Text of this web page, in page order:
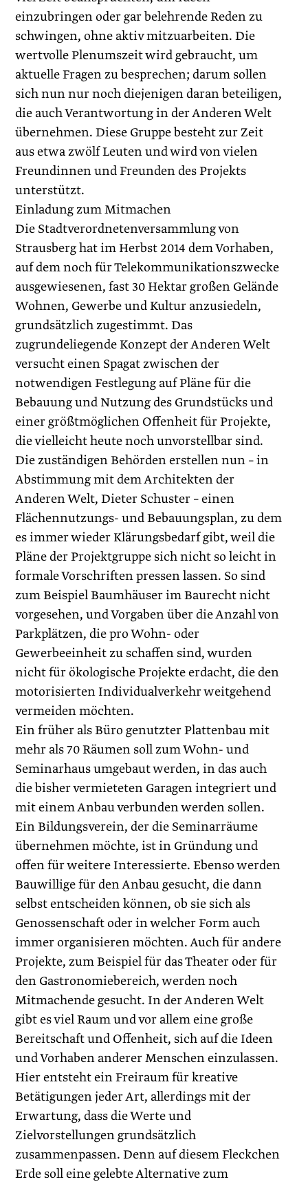
einzubringen oder gar belehrende Reden zu
schwingen, ohne aktiv mitzuarbeiten. Die
wertvolle Plenumszeit wird gebraucht, um
aktuelle Fragen zu besprechen; darum sollen
sich nun nur noch diejenigen daran beteiligen,
die auch Verantwortung in der Anderen Welt
übernehmen. Diese Gruppe besteht zur Zeit
aus etwa zwölf Leuten und wird von vielen
Freundinnen und Freunden des Projekts
unterstützt.
Einladung zum Mitmachen
Die Stadtverordnetenversammlung von
Strausberg hat im Herbst 2014 dem Vorhaben,
auf dem noch für Telekommunikationszwecke
ausgewiesenen, fast 30 Hektar großen Gelände
Wohnen, Gewerbe und Kultur anzusiedeln,
grundsätzlich zugestimmt. Das
zugrundeliegende Konzept der Anderen Welt
versucht einen Spagat zwischen der
notwendigen Festlegung auf Pläne für die
Bebauung und Nutzung des Grundstücks und
einer größtmöglichen Offenheit für Projekte,
die vielleicht heute noch unvorstellbar sind.
Die zuständigen Behörden erstellen nun – in
Abstimmung mit dem Architekten der
Anderen Welt, Dieter Schuster – einen
Flächennutzungs- und Bebauungsplan, zu dem
es immer wieder Klärungsbedarf gibt, weil die
Pläne der Projektgruppe sich nicht so leicht in
formale Vorschriften pressen lassen. So sind
zum Beispiel Baumhäuser im Baurecht nicht
vorgesehen, und Vorgaben über die Anzahl von
Parkplätzen, die pro Wohn- oder
Gewerbeeinheit zu schaffen sind, wurden
nicht für ökologische Projekte erdacht, die den
motorisierten Individualverkehr weitgehend
vermeiden möchten.
Ein früher als Büro genutzter Plattenbau mit
mehr als 70 Räumen soll zum Wohn- und
Seminarhaus umgebaut werden, in das auch
die bisher vermieteten Garagen integriert und
mit einem Anbau verbunden werden sollen.
Ein Bildungsverein, der die Seminarräume
übernehmen möchte, ist in Gründung und
offen für weitere Interessierte. Ebenso werden
Bauwillige für den Anbau gesucht, die dann
selbst entscheiden können, ob sie sich als
Genossenschaft oder in welcher Form auch
immer organisieren möchten. Auch für andere
Projekte, zum Beispiel für das Theater oder für
den Gastronomiebereich, werden noch
Mitmachende gesucht. In der Anderen Welt
gibt es viel Raum und vor allem eine große
Bereitschaft und Offenheit, sich auf die Ideen
und Vorhaben anderer Menschen einzulassen.
Hier entsteht ein Freiraum für kreative
Betätigungen jeder Art, allerdings mit der
Erwartung, dass die Werte und
Zielvorstellungen grundsätzlich
zusammenpassen. Denn auf diesem Fleckchen
Erde soll eine gelebte Alternative zum